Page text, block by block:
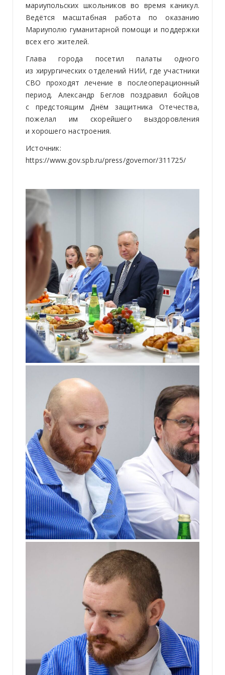
мариупольских школьников во время каникул.
Ведётся масштабная работа по оказанию
Мариуполю гуманитарной помощи и поддержки
всех его жителей.
Глава города посетил палаты одного
из хирургических отделений НИИ, где участники
СВО проходят лечение в послеоперационный
период. Александр Беглов поздравил бойцов
с предстоящим Днём защитника Отечества,
пожелал им скорейшего выздоровления
и хорошего настроения.
Источник:
https://www.gov.spb.ru/press/governor/311725/